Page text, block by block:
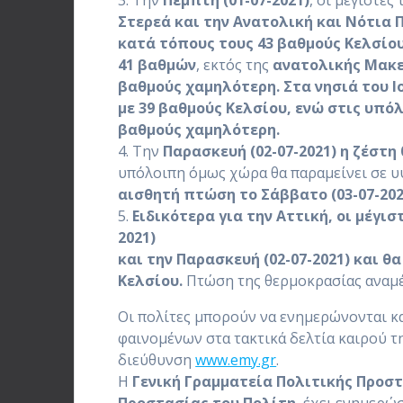
Στερεά και την Ανατολική και Νότια
κατά τόπους τους 43 βαθμούς
41 βαθμών, εκτός της ανατολικής
βαθμούς χαμηλότερη. Στα νησιά του
με 39 βαθμούς Κελσίου, ενώ στις
βαθμούς χαμηλότερη.
4. Την Παρασκευή (02-07-2021) η ζέστη
υπόλοιπη όμως χώρα θα παραμείνει σε
αισθητή πτώση το Σάββατο (03-07-
5. Ειδικότερα για την Αττική, οι
2021)
και την Παρασκευή (02-07-2021) και
Κελσίου. Πτώση της θερμοκρασίας
Οι πολίτες μπορούν να ενημερώνονται
φαινομένων στα τακτικά δελτία καιρού
διεύθυνσηwww.emy.gr.
Η Γενική Γραμματεία Πολιτικής